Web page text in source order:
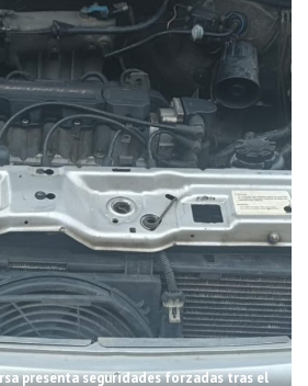
presenta seguridades forzadas tras el